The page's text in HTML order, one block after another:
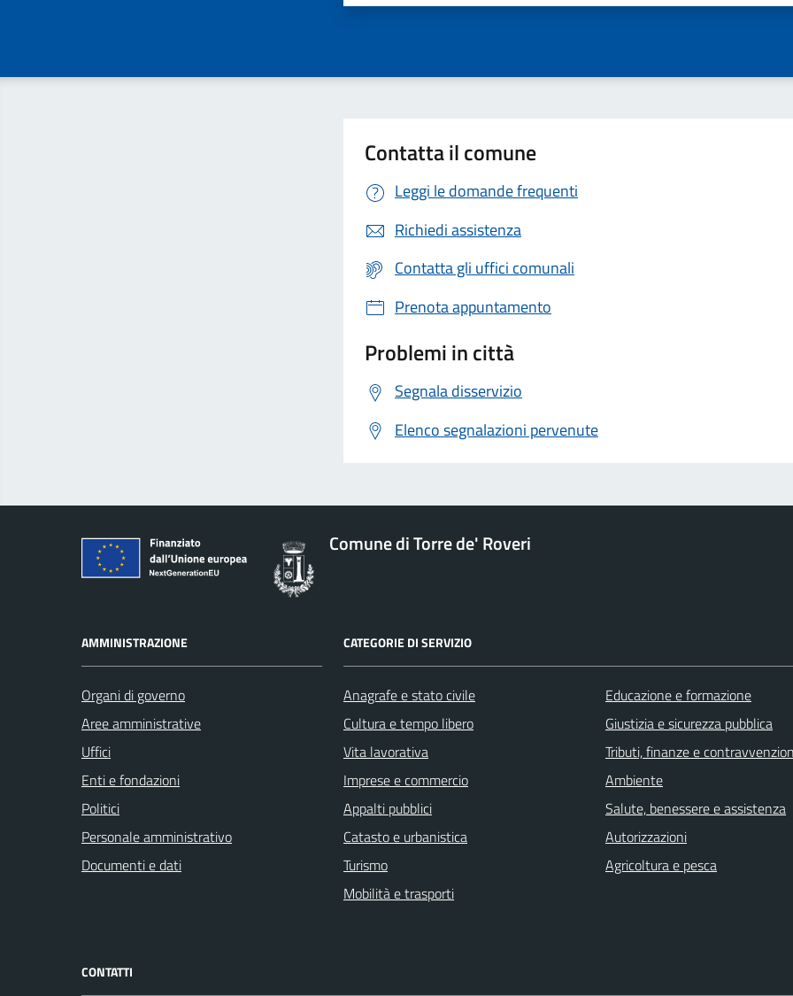
Contatta il comune
Leggi le domande frequenti
Richiedi assistenza
Contatta gli uffici comunali
Prenota appuntamento
Problemi in città
Segnala disservizio
Elenco segnalazioni pervenute
Comune di Torre de' Roveri
AMMINISTRAZIONE
Organi di governo
Aree amministrative
Uffici
Enti e fondazioni
Politici
Personale amministrativo
Documenti e dati
CATEGORIE DI SERVIZIO
Anagrafe e stato civile
Cultura e tempo libero
Vita lavorativa
Imprese e commercio
Appalti pubblici
Catasto e urbanistica
Turismo
Mobilità e trasporti
Educazione e formazione
Giustizia e sicurezza pubblica
Tributi, finanze e
Ambiente
Salute, benessere e assistenza
Autorizzazioni
Agricoltura e pesca
CONTATTI